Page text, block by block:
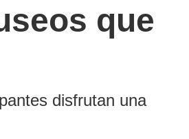
que
disfrutan una